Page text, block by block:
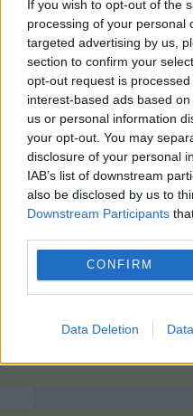
If you wish to opt-out of the
processing of your personal
targeted advertising by us,
section to confirm your
opt-out request is
interest-based ads based
us or personal information
your opt-out. You may
disclosure of your personal
IAB’s list of downstream
also be disclosed by us to
Downstream Participants
CONFIRM
Data Deletion